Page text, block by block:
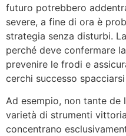
futuro potrebbero
severe, a fine di ora è
strategia senza disturbi.
perché deve confermare
prevenire le frodi e
cerchi successo
Ad esempio, non tante
varietà di strumenti
concentrano